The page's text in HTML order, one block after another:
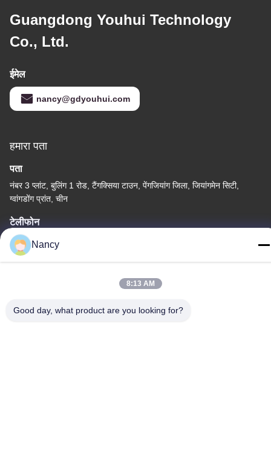
Guangdong Youhui Technology
Co., Ltd.
ईमेल
nancy@gdyouhui.com
हमारा पता
पता
नंबर 3 प्लांट, बुलिंग 1 रोड, टैंगक्सिया टाउन, पेंगजियांग जिला, जियांगमेन सिटी,
ग्वांगडोंग प्रांत, चीन
टेलीफोन
86-0750-3210960
गोपनीयता नीति|साइटमैप
Nancy
8:13 AM
Good day, what product are you looking for?